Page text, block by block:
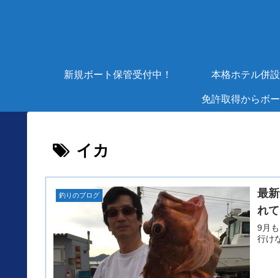
新規ボート保管受付中！ 本格ホテル併
免許取得からボ
イカ
釣りのブログ
最
れ
9月も、は
行け